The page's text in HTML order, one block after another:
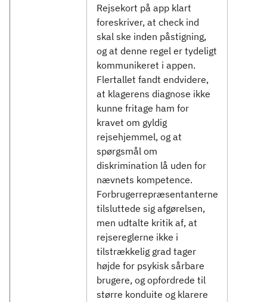
Rejsekort på app klart
foreskriver, at check ind
skal ske inden påstigning,
og at denne regel er tydeligt
kommunikeret i appen.
Flertallet fandt endvidere,
at klagerens diagnose ikke
kunne fritage ham for
kravet om gyldig
rejsehjemmel, og at
spørgsmål om
diskrimination lå uden for
nævnets kompetence.
Forbrugerrepræsentanterne
tilsluttede sig afgørelsen,
men udtalte kritik af, at
rejsereglerne ikke i
tilstrækkelig grad tager
højde for psykisk sårbare
brugere, og opfordrede til
større konduite og klarere